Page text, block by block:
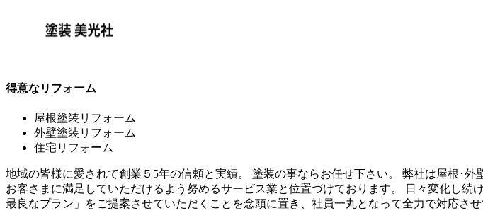
得意なリフォーム
屋根塗装リフォーム
外壁塗装リフォーム
住宅リフォーム
地域の皆様に愛されて創業５5年の信頼と実績。 塗装の事ならお任せ下さい。 弊社は屋根･
お客さまに満足していただけるよう努めるサービス業と位置づけております。 日々変化し
最良なプラン」をご提案させていただくことを念頭に置き、社員一丸となって全力で対応さ